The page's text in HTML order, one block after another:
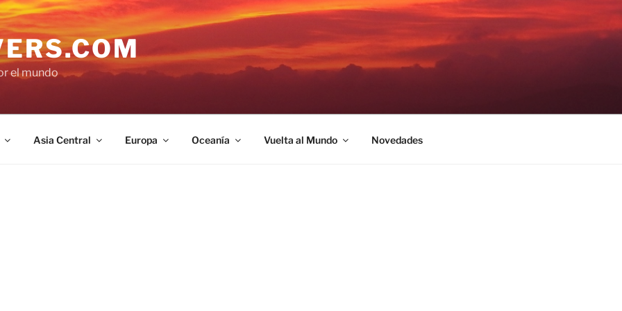
el mundo
Asia Central Europa Oceanía Vuelta al Mundo Novedades